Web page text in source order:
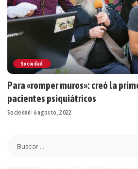
Sociedad
Para «romper muros»: creó la
pacientes psiquiátricos
Sociedad 6 agosto, 2022